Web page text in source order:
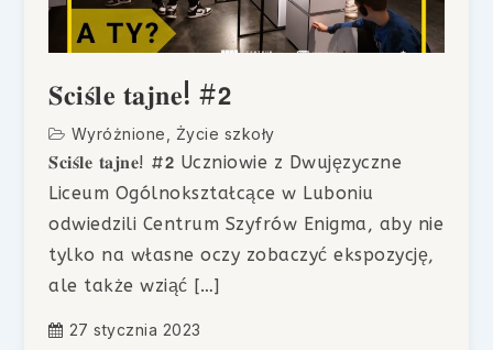
𝐒́𝐜𝐢𝐬́𝐥𝐞 𝐭𝐚𝐣𝐧𝐞! #𝟮
Wyróżnione Życie szkoły
𝐒́𝐜𝐢𝐬́𝐥𝐞 𝐭𝐚𝐣𝐧𝐞! #𝟮 Uczniowie z Dwujęzyczne
Liceum Ogólnokształcące w Luboniu
odwiedzili Centrum Szyfrów Enigma, aby nie
tylko na własne oczy zobaczyć ekspozycję,
ale także wziąć […]
27 stycznia 2023